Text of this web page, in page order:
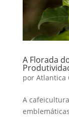
A Florada
por Atlantica
A